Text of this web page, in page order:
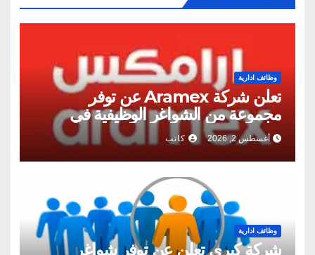
وظائف ادارية
تعلن شركة Aramex عن توفر
مجموعة من الشواغر الوظيفية في
عمان
أغسطس 2, 2026 كاتب
وظائف ادارية
شركة كبرى تعلن عن توفر شواغر